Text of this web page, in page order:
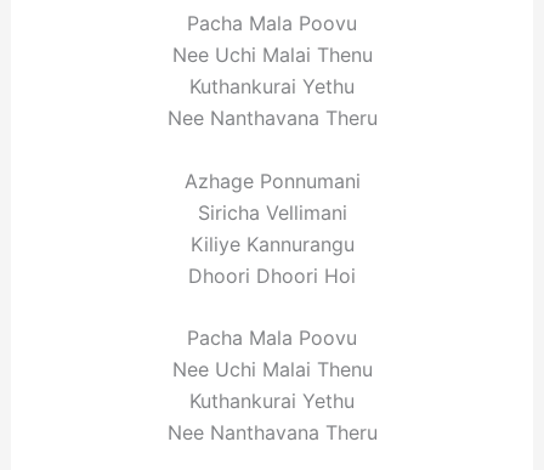
Pacha Mala Poovu
Nee Uchi Malai Thenu
Kuthankurai Yethu
Nee Nanthavana Theru
Azhage Ponnumani
Siricha Vellimani
Kiliye Kannurangu
Dhoori Dhoori Hoi
Pacha Mala Poovu
Nee Uchi Malai Thenu
Kuthankurai Yethu
Nee Nanthavana Theru